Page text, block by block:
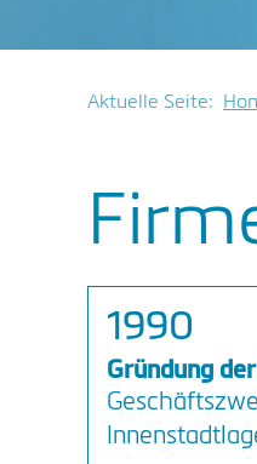
Aktuelle Seite:
1990
Gründung